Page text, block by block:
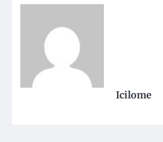
Icilome